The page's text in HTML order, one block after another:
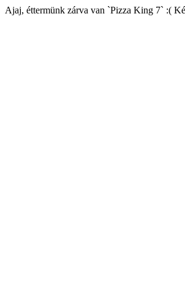
Ajaj, éttermünk zárva van `Pizza King 7` :(